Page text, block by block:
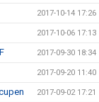
2017-10-14 17:26
2017-10-06 17:13
2017-09-30 18:34
2017-09-20 11:40
2017-09-02 17:21